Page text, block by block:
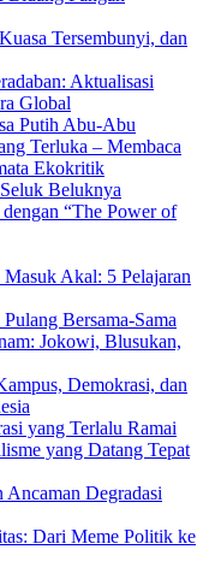
Tersembunyi, dan
Aktualisasi
Global
Putih Abu-Abu
Terluka – Membaca
Ekokritik
Beluknya
“The Power of
Akal: 5 Pelajaran
Bersama-Sama
Jokowi, Blusukan,
Demokrasi, dan
yang Terlalu Ramai
yang Datang Tepat
Degradasi
Dari Meme Politik ke